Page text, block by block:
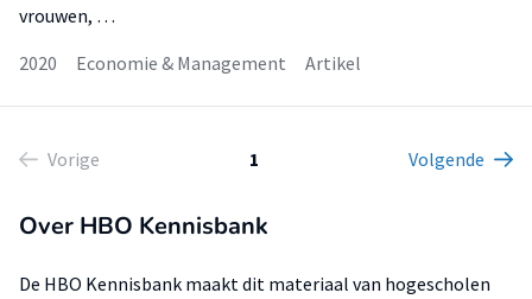
vrouwen, …
2020
Economie & Management Artikel
Vorige 1 Volgende
Over HBO Kennisbank
De HBO Kennisbank maakt dit materiaal van hogescholen